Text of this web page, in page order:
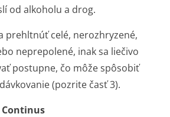
od alkoholu a drog.
prehltnúť celé, nerozhryzené,
neprepolené, inak sa liečivo
postupne, čo môže spôsobiť
(pozrite časť 3).
Continus